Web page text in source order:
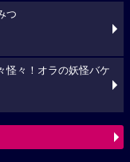
つ
々！オラの妖怪バケ